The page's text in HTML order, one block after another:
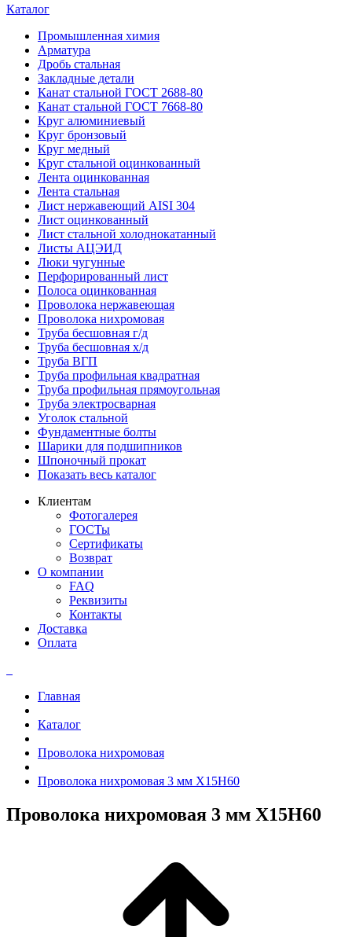
Каталог
Промышленная химия
Арматура
Дробь стальная
Закладные детали
Канат стальной ГОСТ 2688-80
Канат стальной ГОСТ 7668-80
Круг алюминиевый
Круг бронзовый
Круг медный
Круг стальной оцинкованный
Лента оцинкованная
Лента стальная
Лист нержавеющий AISI 304
Лист оцинкованный
Лист стальной холоднокатанный
Листы АЦЭИД
Люки чугунные
Перфорированный лист
Полоса оцинкованная
Проволока нержавеющая
Проволока нихромовая
Труба бесшовная г/д
Труба бесшовная х/д
Труба ВГП
Труба профильная квадратная
Труба профильная прямоугольная
Труба электросварная
Уголок стальной
Фундаментные болты
Шарики для подшипников
Шпоночный прокат
Показать весь каталог
Клиентам
Фотогалерея
ГОСТы
Сертификаты
Возврат
О компании
FAQ
Реквизиты
Контакты
Доставка
Оплата
Главная
Каталог
Проволока нихромовая
Проволока нихромовая 3 мм Х15Н60
Проволока нихромовая 3 мм Х15Н60